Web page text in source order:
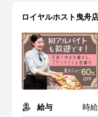
ロイヤルホスト曳舟
給与
時